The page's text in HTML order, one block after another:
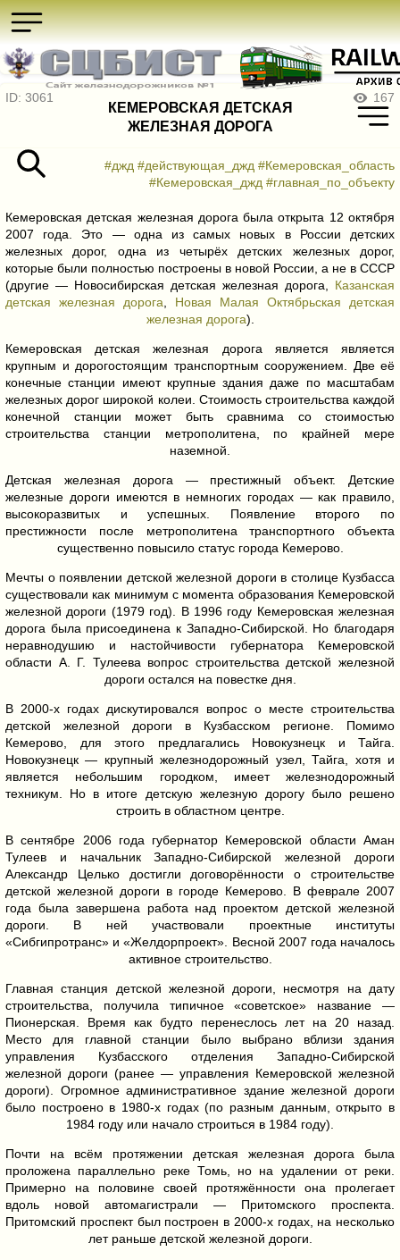
ID: 3061
КЕМЕРОВСКАЯ ДЕТСКАЯ
ЖЕЛЕЗНАЯ ДОРОГА
167
#джд #действующая_джд #Кемеровская_область
#Кемеровская_джд #главная_по_объекту
Кемеровская детская железная дорога была открыта 12 октября
2007 года. Это — одна из самых новых в России детских
железных дорог, одна из четырёх детских железных дорог,
которые были полностью построены в новой России, а не в СССР
(другие — Новосибирская детская железная дорога, Казанская
детская железная дорога
Новая Малая Октябрьская детская
железная дорога).
Кемеровская детская железная дорога является является
крупным и дорогостоящим транспортным сооружением. Две её
конечные станции имеют крупные здания даже по масштабам
железных дорог широкой колеи. Стоимость строительства каждой
конечной станции может быть сравнима со стоимостью
строительства станции метрополитена, по крайней мере
наземной.
Детская железная дорога — престижный объект. Детские
железные дороги имеются в немногих городах — как правило,
высокоразвитых и успешных. Появление второго по
престижности после метрополитена транспортного объекта
существенно повысило статус города Кемерово.
Мечты о появлении детской железной дороги в столице Кузбасса
существовали как минимум с момента образования Кемеровской
железной дороги (1979 год). В 1996 году Кемеровская железная
дорога была присоединена к Западно-Сибирской. Но благодаря
неравнодушию и настойчивости губернатора Кемеровской
области А. Г. Тулеева вопрос строительства детской железной
дороги остался на повестке дня.
В 2000-х годах дискутировался вопрос о месте строительства
детской железной дороги в Кузбасском регионе. Помимо
Кемерово, для этого предлагались Новокузнецк и Тайга.
Новокузнецк — крупный железнодорожный узел, Тайга, хотя и
является небольшим городком, имеет железнодорожный
техникум. Но в итоге детскую железную дорогу было решено
строить в областном центре.
В сентябре 2006 года губернатор Кемеровской области Аман
Тулеев и начальник Западно-Сибирской железной дороги
Александр Целько достигли договорённости о строительстве
детской железной дороги в городе Кемерово. В феврале 2007
года была завершена работа над проектом детской железной
дороги. В ней участвовали проектные институты
«Сибгипротранс» и «Желдорпроект». Весной 2007 года началось
активное строительство.
Главная станция детской железной дороги, несмотря на дату
строительства, получила типичное «советское» название —
Пионерская. Время как будто перенеслось лет на 20 назад.
Место для главной станции было выбрано вблизи здания
управления Кузбасского отделения Западно-Сибирской
железной дороги (ранее — управления Кемеровской железной
дороги). Огромное административное здание железной дороги
было построено в 1980-х годах (по разным данным, открыто в
1984 году или начало строиться в 1984 году).
Почти на всём протяжении детская железная дорога была
проложена параллельно реке Томь, но на удалении от реки.
Примерно на половине своей протяжённости она пролегает
вдоль новой автомагистрали — Притомского проспекта.
Притомский проспект был построен в 2000-х годах, на несколько
лет раньше детской железной дороги.